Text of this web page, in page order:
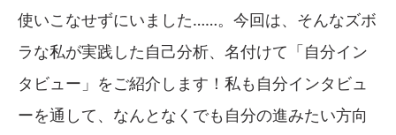
使いこなせずにいました……。今回は、そんなズボ
ラな私が実践した自己分析、名付けて「自分イン
タビュー」をご紹介します！私も自分インタビュ
ーを通して、なんとなくでも自分の進みたい方向